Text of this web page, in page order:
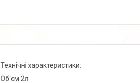
Технічні характеристики:
Об'єм 2л